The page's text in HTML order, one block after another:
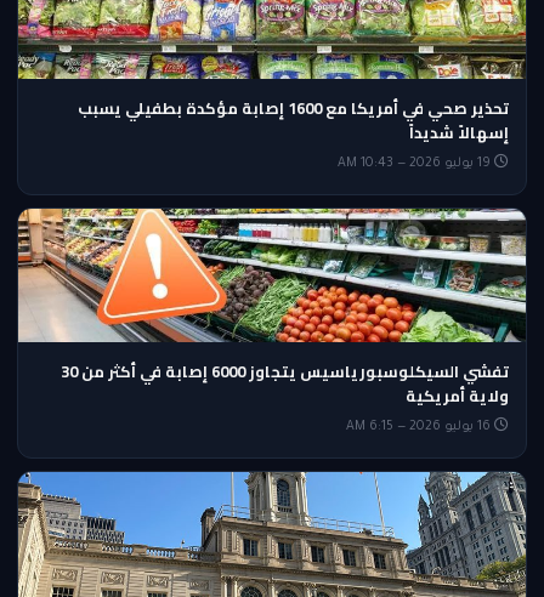
تحذير صحي في أمريكا مع 1600 إصابة مؤكدة بطفيلي يسبب
إسهالاً شديداً
تفشي السيكلوسبورياسيس يتجاوز 6000 إصابة في أكثر من 30
ولاية أمريكية